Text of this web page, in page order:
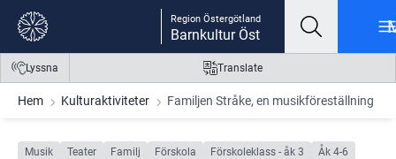
Gå till innehåll
Gå till meny
Gå till sidfot Region Östergötland
Barnkultur Öst
Lyssna Translate
Hem Kulturaktiviteter Familjen Stråke, en musikföreställning
Musik Teater Familj Förskola Förskoleklass - åk 3 Åk 4-6